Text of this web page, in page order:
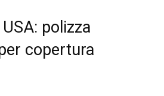
polizza
copertura